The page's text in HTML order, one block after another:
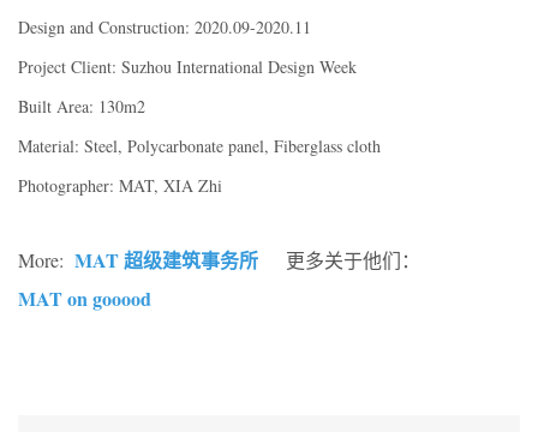
Design and Construction: 2020.09-2020.11
Project Client: Suzhou International Design Week
Built Area: 130m2
Material: Steel, Polycarbonate panel, Fiberglass cloth
Photographer: MAT, XIA Zhi
More: MAT 超级建筑事务所 更多关于他们：
MAT on gooood